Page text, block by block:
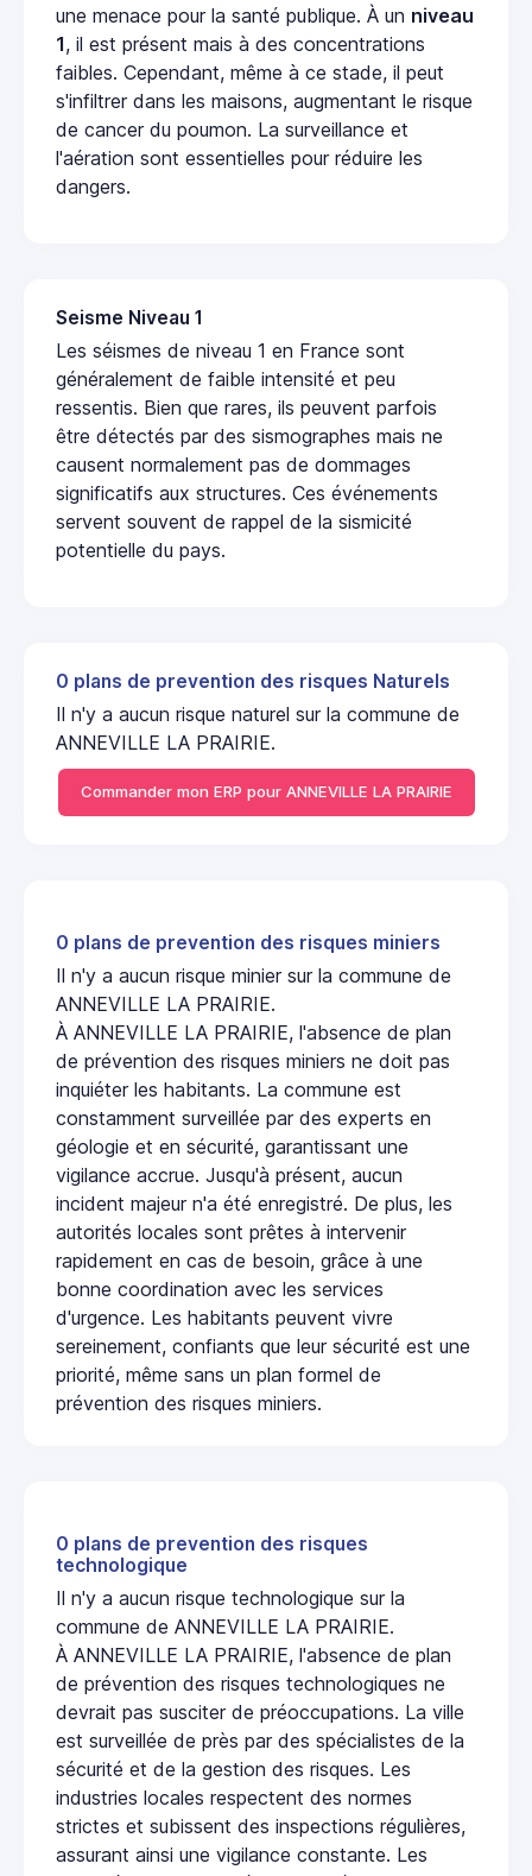
une menace pour la santé publique. À un niveau
1, il est présent mais à des concentrations
faibles. Cependant, même à ce stade, il peut
s'infiltrer dans les maisons, augmentant le risque
de cancer du poumon. La surveillance et
l'aération sont essentielles pour réduire les
dangers.
Seisme Niveau 1
Les séismes de niveau 1 en France sont
généralement de faible intensité et peu
ressentis. Bien que rares, ils peuvent parfois
être détectés par des sismographes mais ne
causent normalement pas de dommages
significatifs aux structures. Ces événements
servent souvent de rappel de la sismicité
potentielle du pays.
0 plans de prevention des risques Naturels
Il n'y a aucun risque naturel sur la commune de
ANNEVILLE LA PRAIRIE.
Commander mon ERP pour ANNEVILLE LA PRAIRIE
0 plans de prevention des risques miniers
Il n'y a aucun risque minier sur la commune de
ANNEVILLE LA PRAIRIE.
À ANNEVILLE LA PRAIRIE, l'absence de plan
de prévention des risques miniers ne doit pas
inquiéter les habitants. La commune est
constamment surveillée par des experts en
géologie et en sécurité, garantissant une
vigilance accrue. Jusqu'à présent, aucun
incident majeur n'a été enregistré. De plus, les
autorités locales sont prêtes à intervenir
rapidement en cas de besoin, grâce à une
bonne coordination avec les services
d'urgence. Les habitants peuvent vivre
sereinement, confiants que leur sécurité est une
priorité, même sans un plan formel de
prévention des risques miniers.
0 plans de prevention des risques
technologique
Il n'y a aucun risque technologique sur la
commune de ANNEVILLE LA PRAIRIE.
À ANNEVILLE LA PRAIRIE, l'absence de plan
de prévention des risques technologiques ne
devrait pas susciter de préoccupations. La ville
est surveillée de près par des spécialistes de la
sécurité et de la gestion des risques. Les
industries locales respectent des normes
strictes et subissent des inspections régulières,
assurant ainsi une vigilance constante. Les